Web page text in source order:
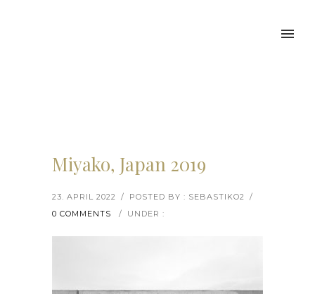
Miyako, Japan 2019
23. APRIL 2022 / POSTED BY : SEBASTIKO2 /
0 COMMENTS
/ UNDER :